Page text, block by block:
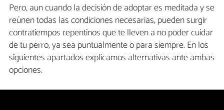
Pero, aun cuando la decisión de adoptar es meditada y se
reúnen todas las condiciones necesarias, pueden surgir
contratiempos repentinos que te lleven a no poder cuidar
de tu perro, ya sea puntualmente o para siempre. En los
siguientes apartados explicamos alternativas ante ambas
opciones.